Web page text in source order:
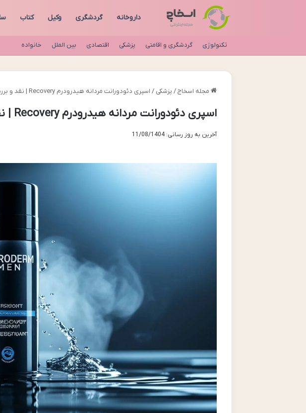
داروخانه گردشگری وکیل کتاب
تکنولوژی گردشگری و اقامتی پزشکی اقتصادی بین الملل خانواده
مجله اسخاج / پزشکی / اسپری دئودورانت مردانه هیدرودرم Recovery | نقد و بررسی
اسپری دئودورانت مردانه هیدرودرم Recovery | نقد و بررسی
آخرین به روز رسانی: 11/08/1404